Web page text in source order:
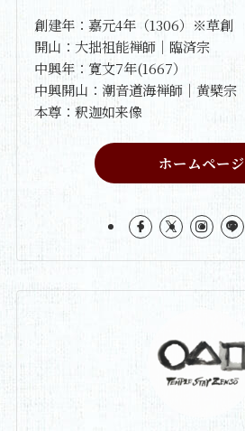
創建年：嘉元4年（1306）※草創
開山：大拙祖能禅師｜臨済宗
中興年：寛文7年(1667）
中興開山：潮音道海禅師｜黄檗宗
本尊：釈迦如来像
ホームページ